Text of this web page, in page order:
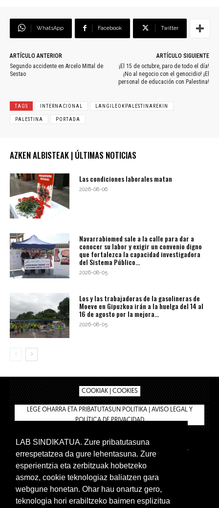
WhatsApp Facebook Twitter
ARTÍCULO ANTERIOR
Segundo accidente en Arcelo Mittal de
Sestao
ARTÍCULO SIGUIENTE
¡El 15 de octubre, paro de todo el día!
¡No al negocio con el genocidio! ¡El
personal de educación con Palestina!
TAGS INTERNACIONAL LANGILEOKPALESTINAREKIN
PALESTINA PORTADA
AZKEN ALBISTEAK | ÚLTIMAS NOTICIAS
Las condiciones laborales matan
2026-08-06
Navarrabiomed sale a la calle para dar a
conocer su labor y exigir un convenio digno
que fortalezca la capacidad investigadora
del Sistema Público...
2026-08-05
Los y las trabajadoras de la gasolineras de
Moeve en Gipuzkoa irán a la huelga del 14 al
16 de agosto por la mejora...
2026-08-05
COOKIAK | COOKIES
LEGE OHARRA ETA PRIBATUTASUN POLITIKA | AVISO LEGAL Y
POLÍTICA DE PRIVACIDAD
BIZILAN.EUS
TIENDA
INTRANET 🔑
Euskera Castellano
LAB SINDIKATUA. Zure pribatutasuna
errespetatzea da gure lehentasuna. Zure
esperientzia eta zerbitzuak hobetzeko
asmoz, cookie teknologiaz baliatzen gara
webgune honetan. Ohar hau onartuz gero,
teknologia hori erabiltzeko baimen esplizitua